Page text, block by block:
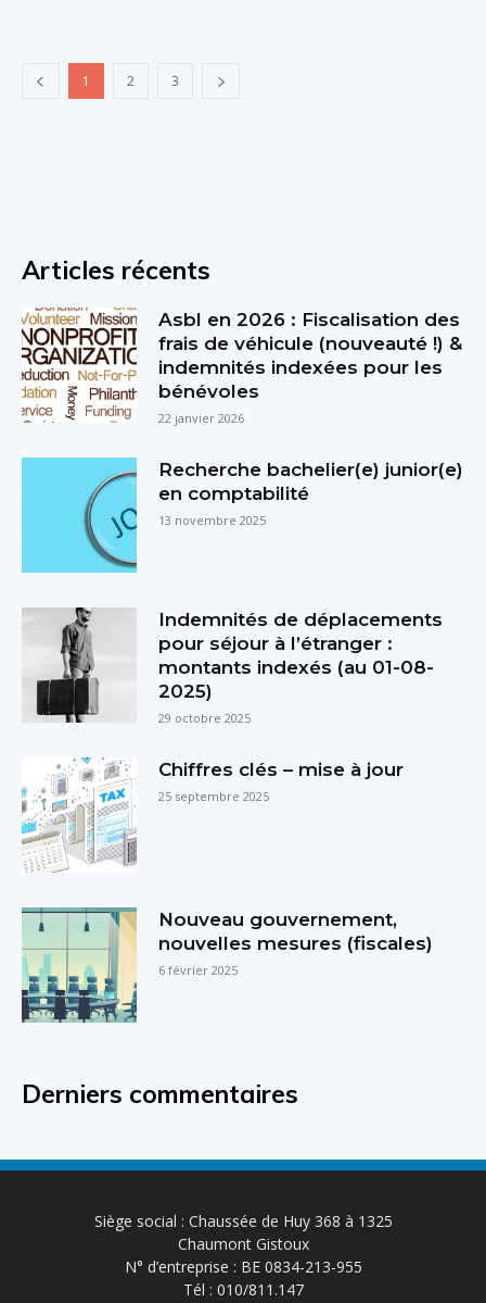
1 2 3
Articles récents
Asbl en 2026 : Fiscalisation des
frais de véhicule (nouveauté !) &
indemnités indexées pour les
bénévoles
22 janvier 2026
Recherche bachelier(e) junior(e)
en comptabilité
13 novembre 2025
Indemnités de déplacements
pour séjour à l’étranger :
montants indexés (au 01-08-
2025)
29 octobre 2025
Chiffres clés – mise à jour
25 septembre 2025
Nouveau gouvernement,
nouvelles mesures (fiscales)
6 février 2025
Derniers commentaires
Siège social : Chaussée de Huy 368 à 1325
Chaumont Gistoux
N° d’entreprise : BE 0834-213-955
Tél : 010/811.147